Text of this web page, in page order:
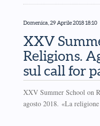
Domenica, 29 Aprile 2018 18:10
XXV
Religions.
sul call for
XXV Summer School on
agosto 2018. «La